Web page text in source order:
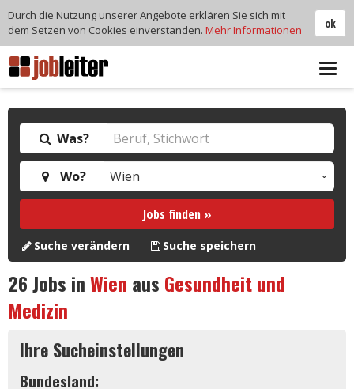
Was?
Wo?
Jobs finden »
Suche verändern Suche speichern
26Jobs inWien aus Gesundheit und
Medizin
Ihre Sucheinstellungen
Bundesland:
ok
Durch die Nutzung unserer Angebote erklären Sie sich mit
dem Setzen von Cookies einverstanden. Mehr Informationen